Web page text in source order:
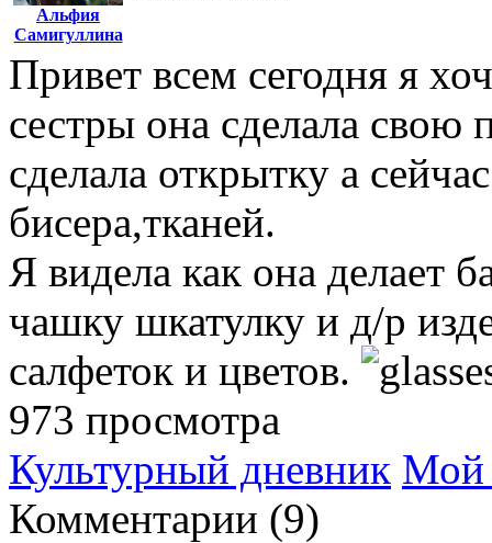
Альфия
Самигуллина
Привет всем сегодня я
сестры она сделала свою
сделала открытку а
бисера,тканей.
Я видела как она делает
чашку шкатулку и д/р
салфеток и цветов.
973 просмотра
Культурный дневник Мой
Комментарии (9)